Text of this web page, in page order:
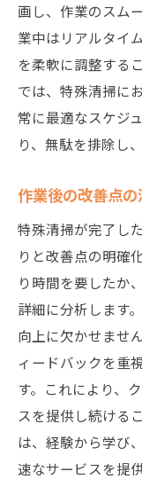
画し、作業のスム
業中はリアルタイ
を柔軟に調整する
では、特殊清掃に
常に最適なスケジ
り、無駄を排除し
作業後の改善点
特殊清掃が完了し
りと改善点の明確
り時間を要したか
詳細に分析します
向上に欠かせませ
ィードバックを重
す。これにより、
スを提供し続ける
は、経験から学び
速なサービスを提